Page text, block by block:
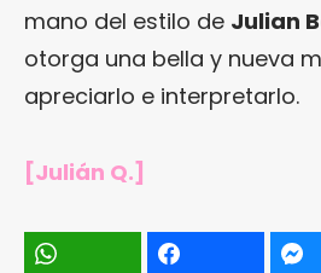
mano del estilo de Julian
otorga una bella y nueva
apreciarlo e interpretarlo.
[Julián Q.]